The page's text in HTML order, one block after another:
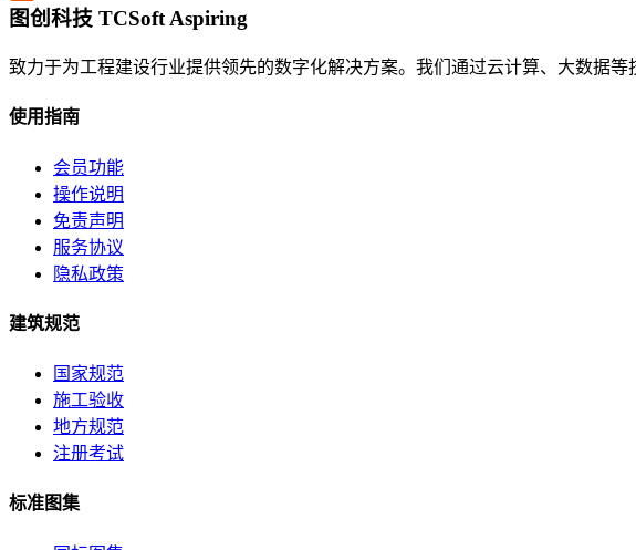
图创科技 TCSoft Aspiring
致力于为工程建设行业提供领先的数字化解决方案。我们通过云计算、大数据等
使用指南
会员功能
操作说明
免责声明
服务协议
隐私政策
建筑规范
国家规范
施工验收
地方规范
注册考试
标准图集